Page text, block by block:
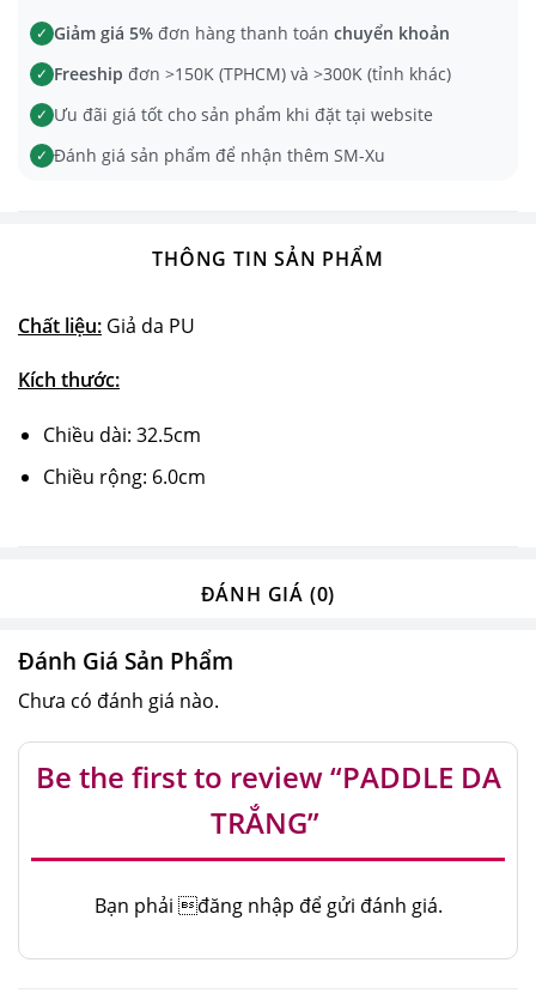
✓ Giảm giá 5% đơn hàng thanh toán chuyển khoản
✓ Freeship đơn >150K (TPHCM) và >300K (tỉnh khác)
✓ Ưu đãi giá tốt cho sản phẩm khi đặt tại website
✓ Đánh giá sản phẩm để nhận thêm SM-Xu
THÔNG TIN SẢN PHẨM
Chất liệu: Giả da PU
Kích thước:
Chiều dài: 32.5cm
Chiều rộng: 6.0cm
ĐÁNH GIÁ (0)
Đánh Giá Sản Phẩm
Chưa có đánh giá nào.
Be the first to review “PADDLE DA
TRẮNG”
Bạn phải đăng nhập để gửi đánh giá.